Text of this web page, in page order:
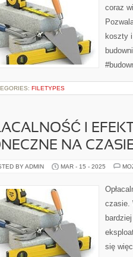
coraz
koszty
FILETYPES
I
NA
BY ADMIN MAR - 15 - 2025
czasie.
się